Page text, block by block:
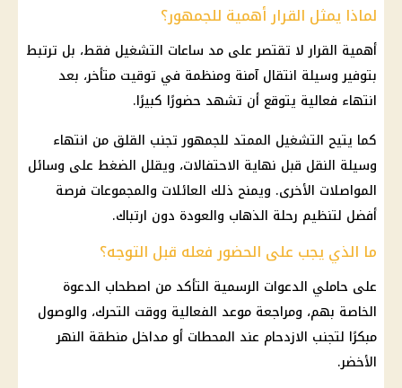
لماذا يمثل القرار أهمية للجمهور؟
أهمية القرار لا تقتصر على مد ساعات التشغيل فقط، بل ترتبط
بتوفير وسيلة انتقال آمنة ومنظمة في توقيت متأخر، بعد
انتهاء فعالية يتوقع أن تشهد حضورًا كبيرًا.
كما يتيح التشغيل الممتد للجمهور تجنب القلق من انتهاء
وسيلة النقل قبل نهاية الاحتفالات، ويقلل الضغط على وسائل
المواصلات الأخرى. ويمنح ذلك العائلات والمجموعات فرصة
أفضل لتنظيم رحلة الذهاب والعودة دون ارتباك.
ما الذي يجب على الحضور فعله قبل التوجه؟
على حاملي الدعوات الرسمية التأكد من اصطحاب الدعوة
الخاصة بهم، ومراجعة موعد الفعالية ووقت التحرك، والوصول
مبكرًا لتجنب الازدحام عند المحطات أو مداخل منطقة النهر
الأخضر.